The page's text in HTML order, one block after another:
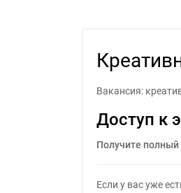
Вакансия:
Доступ к
Получите
Если у вас уже